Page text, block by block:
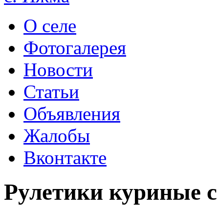
О селе
Фотогалерея
Новости
Статьи
Объявления
Жалобы
Вконтакте
Рулетики куриные